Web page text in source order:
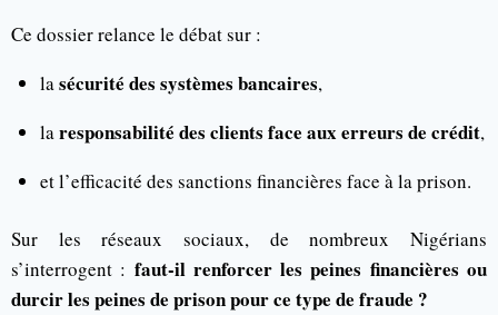
Ce dossier relance le débat sur :
lasécurité des systèmes bancaires,
laresponsabilité des clients face aux erreurs de crédit,
et l’efficacité des sanctions financières face à la prison.
Sur les réseaux sociaux, de nombreux Nigérians
s’interrogent : faut-il renforcer les peines financières ou
durcir les peines de prison pour ce type de fraude ?